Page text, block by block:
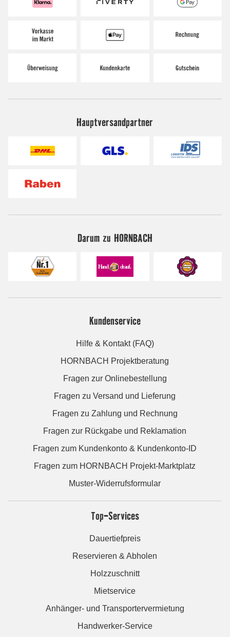
Hauptversandpartner
Darum zu HORNBACH
Kundenservice
Hilfe & Kontakt (FAQ)
HORNBACH Projektberatung
Fragen zur Onlinebestellung
Fragen zu Versand und Lieferung
Fragen zu Zahlung und Rechnung
Fragen zur Rückgabe und Reklamation
Fragen zum Kundenkonto & Kundenkonto-ID
Fragen zum HORNBACH Projekt-Marktplatz
Muster-Widerrufsformular
Top-Services
Dauertiefpreis
Reservieren & Abholen
Holzzuschnitt
Mietservice
Anhänger- und Transportervermietung
Handwerker-Service